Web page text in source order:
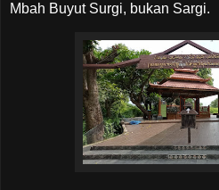
Mbah Buyut Surgi, bukan Sargi.